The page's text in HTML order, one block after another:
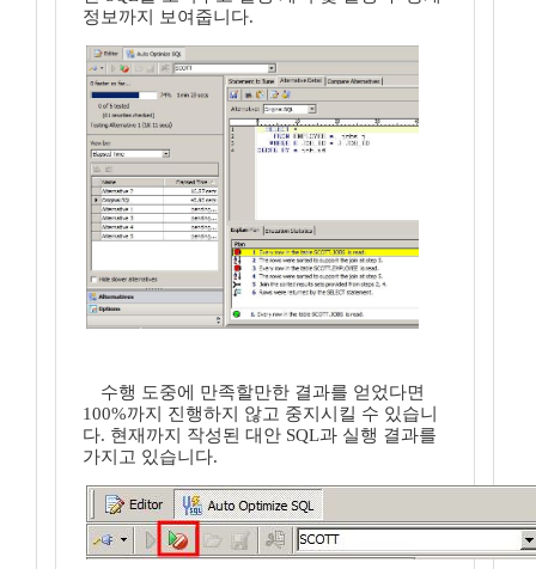
정보까지 보여줍니다.
수행 도중에 만족할만한 결과를 얻었다면
100%까지 진행하지 않고 중지시킬 수 있습니
다. 현재까지 작성된 대안 SQL과 실행 결과를
가지고 있습니다.